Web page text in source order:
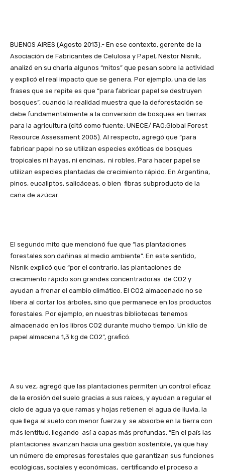
BUENOS AIRES (Agosto 2013).- En ese contexto, gerente de la
Asociación de Fabricantes de Celulosa y Papel, Néstor Nisnik,
analizó en su charla algunos “mitos” que pesan sobre la actividad
y explicó el real impacto que se genera. Por ejemplo, una de las
frases que se repite es que “para fabricar papel se destruyen
bosques”, cuando la realidad muestra que la deforestación se
debe fundamentalmente a la conversión de bosques en tierras
para la agricultura (citó como fuente: UNECE/ FAO:Global Forest
Resource Assessment 2005). Al respecto, agregó que “para
fabricar papel no se utilizan especies exóticas de bosques
tropicales ni hayas, ni encinas, ni robles. Para hacer papel se
utilizan especies plantadas de crecimiento rápido. En Argentina,
pinos, eucaliptos, salicáceas, o bien fibras subproducto de la
caña de azúcar.
El segundo mito que mencionó fue que “las plantaciones
forestales son dañinas al medio ambiente”. En este sentido,
Nisnik explicó que “por el contrario, las plantaciones de
crecimiento rápido son grandes concentradoras de CO2 y
ayudan a frenar el cambio climático. El CO2 almacenado no se
libera al cortar los árboles, sino que permanece en los productos
forestales. Por ejemplo, en nuestras bibliotecas tenemos
almacenado en los libros CO2 durante mucho tiempo. Un kilo de
papel almacena 1,3 kg de CO2”, graficó.
A su vez, agregó que las plantaciones permiten un control eficaz
de la erosión del suelo gracias a sus raíces, y ayudan a regular el
ciclo de agua ya que ramas y hojas retienen el agua de lluvia, la
que llega al suelo con menor fuerza y se absorbe en la tierra con
más lentitud, llegando así a capas más profundas. “En el país las
plantaciones avanzan hacia una gestión sostenible, ya que hay
un número de empresas forestales que garantizan sus funciones
ecológicas, sociales y económicas, certificando el proceso a